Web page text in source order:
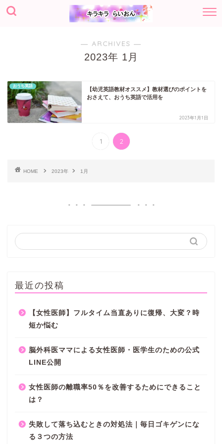
― ARCHIVES ―
2023年 1月
おうち英語
【幼児英語教材オススメ】教材選びのポイントを
おさえて、おうち英語で活用を
2023年1月1日
1 2
HOME 2023年 1月
最近の投稿
【女性医師】フルタイム当直ありに復帰、大変？時
短か悩む
脳外科医ママによる女性医師・医学生のための公式
LINE公開
女性医師の離職率50％を改善するためにできること
は？
失敗して落ち込むときの対処法｜毎日ゴキゲンにな
る３つの方法